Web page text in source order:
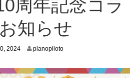
周年記念コラ
知らせ
20246
9
planopiloto